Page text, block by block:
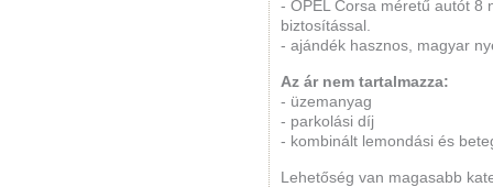
- OPEL Corsa méretű autót 8
biztosítással.
- ajándék hasznos, magyar
Az ár nem tartalmazza:
- üzemanyag
- parkolási díj
- kombinált lemondási és
Lehetőség van magasabb